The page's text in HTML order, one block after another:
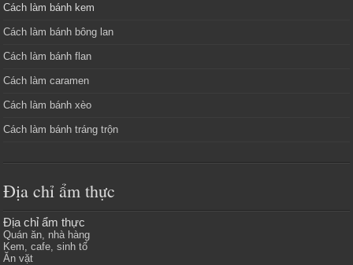
Cách làm bánh kem
Cách làm bánh bông lan
Cách làm bánh flan
Cách làm caramen
Cách làm bánh xèo
Cách làm bánh tráng trộn
Địa chỉ ẩm thực
Địa chỉ ẩm thực
Quán ăn, nhà hàng
Kem, cafe, sinh tố
Ăn vặt